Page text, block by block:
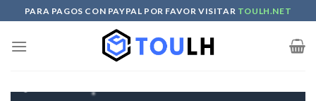
to
content
PARA PAGOS CON PAYPAL POR FAVOR VISITAR TOULH.NET